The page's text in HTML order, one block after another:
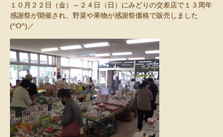
１０月２２日（金）～２４日（日）にみどりの交差店で１３周年
感謝祭が開催され、野菜や果物が感謝祭価格で販売しました
(^O^)／